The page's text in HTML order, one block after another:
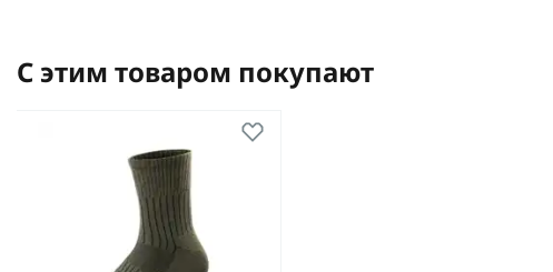
С этим товаром покупают